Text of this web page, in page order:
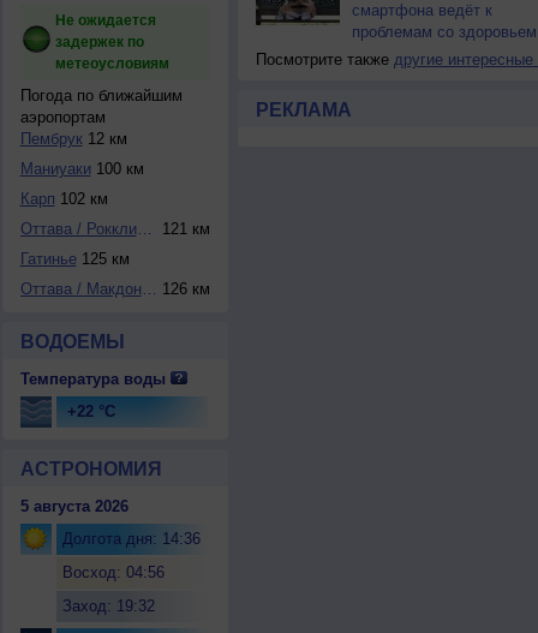
Не ожидается
задержек по
метеоусловиям
Погода по ближайшим
аэропортам
Пембрук12 км
Мaниуаки 100 км
Карп 102 км
Оттава / Рокклифф
121 км
Гатинье125 км
Оттава / Макдонал... 126 км
ВОДОЕМЫ
Температура воды
+22 °C
АСТРОНОМИЯ
5 августа 2026
Долгота дня: 14:36
Восход: 04:56
Заход: 19:32
смартфона ведёт к
проблемам со здоровьем
Посмотрите также другие интересные
РЕКЛАМА